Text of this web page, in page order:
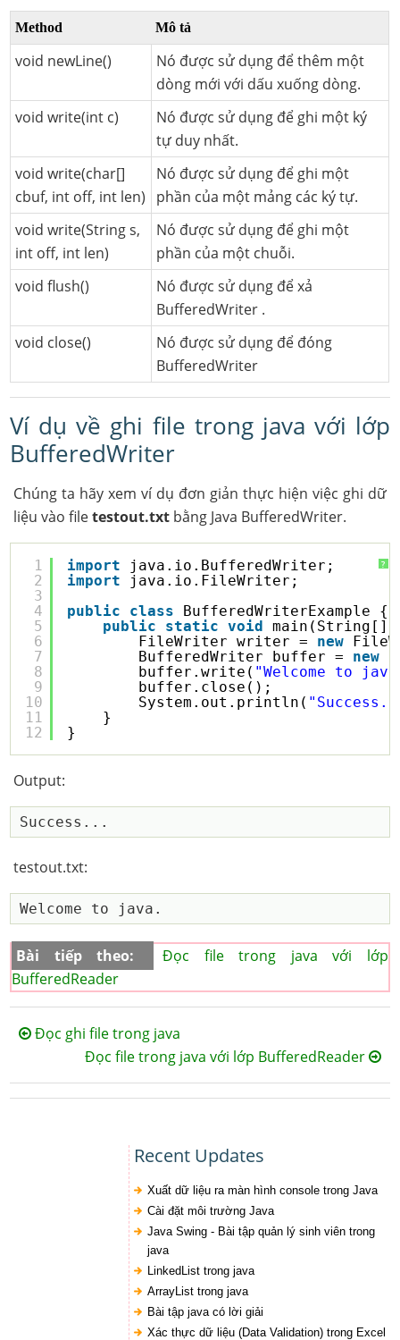
Method Mô tả
void newLine()
Nó được sử dụng để thêm một
dòng mới với dấu xuống dòng.
void write(int c)
Nó được sử dụng để ghi một ký
tự duy nhất.
void write(char[]
cbuf, int off, int len)
Nó được sử dụng để ghi một
phần của một mảng các ký tự.
void write(String s,
int off, int len)
Nó được sử dụng để ghi một
phần của một chuỗi.
void flush()
Nó được sử dụng để xả
BufferedWriter .
void close()
Nó được sử dụng để đóng
BufferedWriter
Ví dụ về ghi file trong java với lớp
BufferedWriter
Chúng ta hãy xem ví dụ đơn giản thực hiện việc ghi dữ
liệu vào filetestout.txtbằng Java BufferedWriter.
?
1
2
3
4
5
6
7
8
9
10
11
12
import
java.io.BufferedWriter;
import
java.io.FileWriter;
public
class
BufferedWriterExample {
public
static void
main(String[]
FileWriter writer = new
BufferedWriter buffer = new
buffer.write( "Welcome to
buffer.close();
System.out.println(
}
}
Output:
testout.txt:
Bài tiếp theo:
Đọc file trong java với lớp
BufferedReader
Đọc ghi file trong java
Đọc file trong java với lớp BufferedReader
Recent Updates
Xuất dữ liệu ra màn hình console trong Java
Cài đặt môi trường Java
Java Swing - Bài tập quản lý sinh viên trong
java
LinkedList trong java
ArrayList trong java
Bài tập java có lời giải
Xác thực dữ liệu (Data Validation) trong Excel